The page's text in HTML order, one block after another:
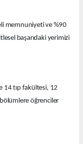
memnuniyeti ve %90
başarıdaki yerimizi
14 tıp fakültesi, 12
öğrenciler